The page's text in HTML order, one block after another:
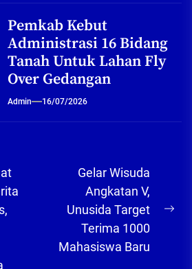
Pemkab Kebut
Administrasi 16 Bidang
Tanah Untuk Lahan Fly
Over Gedangan
Admin 16/07/2026
Gelar Wisuda
Angkatan V,
Unusida Target
Terima 1000
Mahasiswa Baru